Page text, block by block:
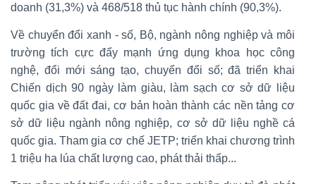
doanh (31,3%) và 468/518 thủ tục hành chính (90,3%).
Về chuyển đổi xanh - số, Bộ, ngành nông nghiệp và môi
trường tích cực đẩy mạnh ứng dụng khoa học công
nghệ, đổi mới sáng tạo, chuyển đổi số; đã triển khai
Chiến dịch 90 ngày làm giàu, làm sạch cơ sở dữ liệu
quốc gia về đất đai, cơ bản hoàn thành các nền tảng cơ
sở dữ liệu ngành nông nghiệp, cơ sở dữ liệu nghề cá
quốc gia. Tham gia cơ chế JETP; triển khai chương trình
1 triệu ha lúa chất lượng cao, phát thải thấp...